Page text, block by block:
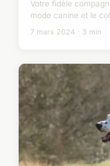
Votre fidèle
mode canine et le
7 mars 2024 · 3 min